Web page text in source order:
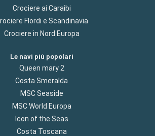
Crociere ai Caraibi
Flordi e Scandinavia
Crociere in Nord Europa
Le navi più popolari
Queen mary 2
Costa Smeralda
MSC Seaside
MSC World Europa
Icon of the Seas
Costa Toscana